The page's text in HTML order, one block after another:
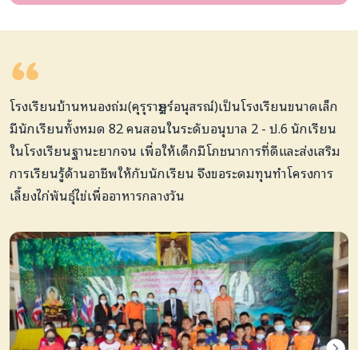
โรงเรียนบ้านหนองถ่ม(คุรุราษฎร์อนุสรณ์)เป็นโรงเรียนขนาดเล็ก
มีนักเรียนทั้งหมด 82 คนสอนในระดับอนุบาล 2 - ป.6 นักเรียน
ในโรงเรียนฐานะยากจน เพื่อให้เด็กมีโภชนาการที่ดีและส่งเสริม
การเรียนรู้ด้านอาชีพให้กับนักเรียน จึงขอระดมทุนทำโครงการ
เลี้ยงไก่พันธุ์ไข่เพื่ออาหารกลางวัน